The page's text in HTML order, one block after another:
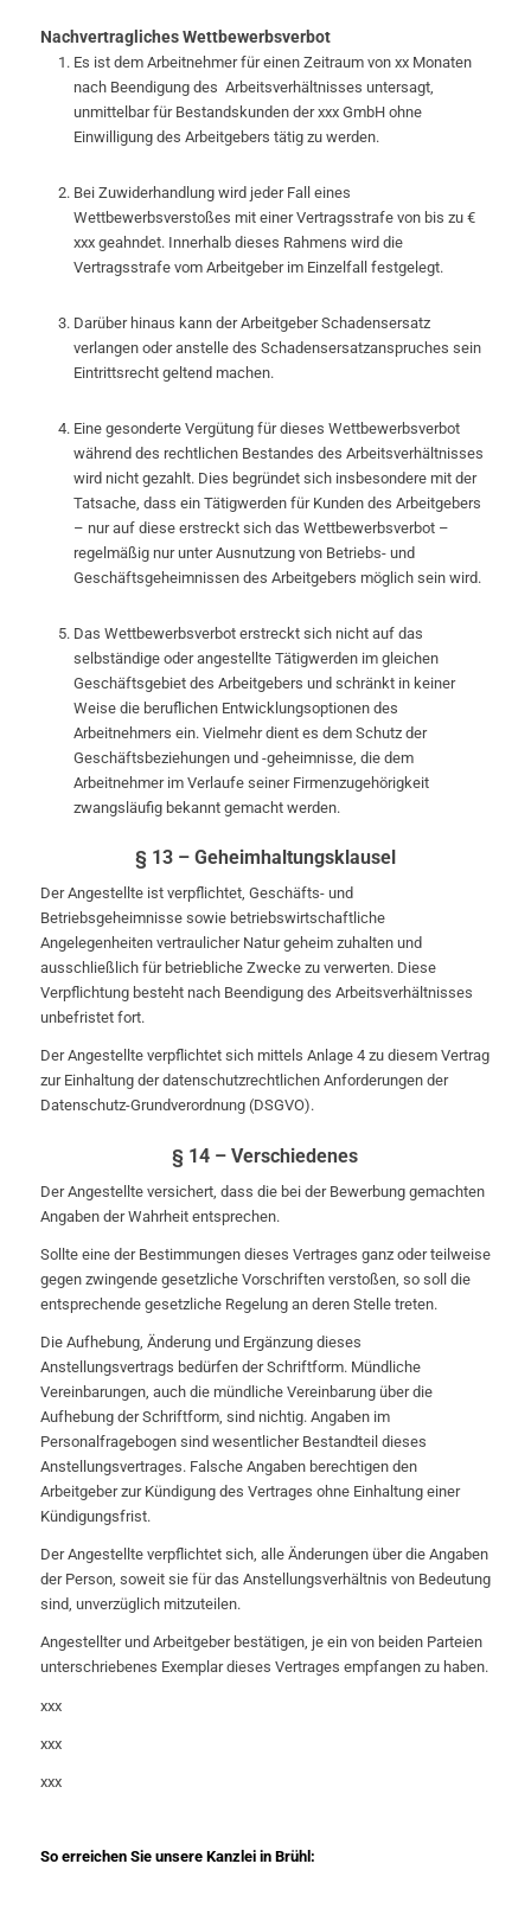
Nachvertragliches Wettbewerbsverbot
Es ist dem Arbeitnehmer für einen Zeitraum von xx Monaten
nach Beendigung des Arbeitsverhältnisses untersagt,
unmittelbar für Bestandskunden der xxx GmbH ohne
Einwilligung des Arbeitgebers tätig zu werden.
Bei Zuwiderhandlung wird jeder Fall eines
Wettbewerbsverstoßes mit einer Vertragsstrafe von bis zu €
xxx geahndet. Innerhalb dieses Rahmens wird die
Vertragsstrafe vom Arbeitgeber im Einzelfall festgelegt.
Darüber hinaus kann der Arbeitgeber Schadensersatz
verlangen oder anstelle des Schadensersatzanspruches sein
Eintrittsrecht geltend machen.
Eine gesonderte Vergütung für dieses Wettbewerbsverbot
während des rechtlichen Bestandes des Arbeitsverhältnisses
wird nicht gezahlt. Dies begründet sich insbesondere mit der
Tatsache, dass ein Tätigwerden für Kunden des Arbeitgebers
– nur auf diese erstreckt sich das Wettbewerbsverbot –
regelmäßig nur unter Ausnutzung von Betriebs- und
Geschäftsgeheimnissen des Arbeitgebers möglich sein wird.
Das Wettbewerbsverbot erstreckt sich nicht auf das
selbständige oder angestellte Tätigwerden im gleichen
Geschäftsgebiet des Arbeitgebers und schränkt in keiner
Weise die beruflichen Entwicklungsoptionen des
Arbeitnehmers ein. Vielmehr dient es dem Schutz der
Geschäftsbeziehungen und -geheimnisse, die dem
Arbeitnehmer im Verlaufe seiner Firmenzugehörigkeit
zwangsläufig bekannt gemacht werden.
§ 13 – Geheimhaltungsklausel
Der Angestellte ist verpflichtet, Geschäfts- und
Betriebsgeheimnisse sowie betriebswirtschaftliche
Angelegenheiten vertraulicher Natur geheim zuhalten und
ausschließlich für betriebliche Zwecke zu verwerten. Diese
Verpflichtung besteht nach Beendigung des Arbeitsverhältnisses
unbefristet fort.
Der Angestellte verpflichtet sich mittels Anlage 4 zu diesem Vertrag
zur Einhaltung der datenschutzrechtlichen Anforderungen der
Datenschutz-Grundverordnung (DSGVO).
§ 14 – Verschiedenes
Der Angestellte versichert, dass die bei der Bewerbung gemachten
Angaben der Wahrheit entsprechen.
Sollte eine der Bestimmungen dieses Vertrages ganz oder teilweise
gegen zwingende gesetzliche Vorschriften verstoßen, so soll die
entsprechende gesetzliche Regelung an deren Stelle treten.
Die Aufhebung, Änderung und Ergänzung dieses
Anstellungsvertrags bedürfen der Schriftform. Mündliche
Vereinbarungen, auch die mündliche Vereinbarung über die
Aufhebung der Schriftform, sind nichtig. Angaben im
Personalfragebogen sind wesentlicher Bestandteil dieses
Anstellungsvertrages. Falsche Angaben berechtigen den
Arbeitgeber zur Kündigung des Vertrages ohne Einhaltung einer
Kündigungsfrist.
Der Angestellte verpflichtet sich, alle Änderungen über die Angaben
der Person, soweit sie für das Anstellungsverhältnis von Bedeutung
sind, unverzüglich mitzuteilen.
Angestellter und Arbeitgeber bestätigen, je ein von beiden Parteien
unterschriebenes Exemplar dieses Vertrages empfangen zu haben.
xxx
xxx
xxx
So erreichen Sie unsere Kanzlei in Brühl: